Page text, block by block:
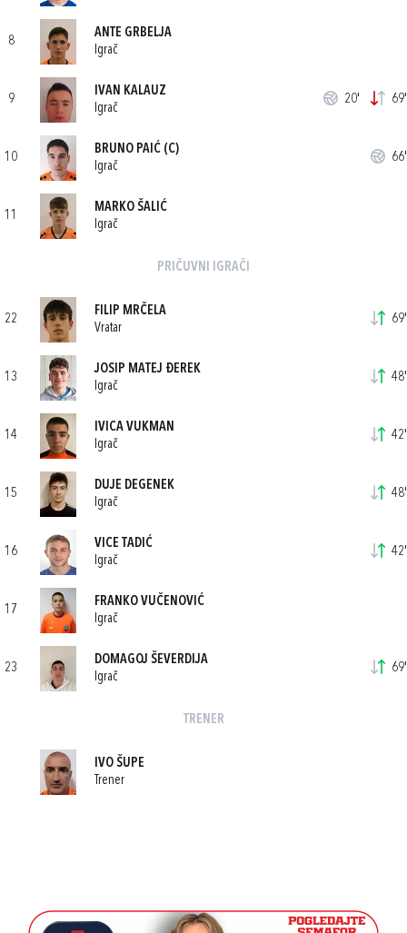
8
ANTE GRBELJA
Igrač
9
IVAN KALAUZ
Igrač
20' 69'
10
BRUNO PAIĆ (C)
Igrač
66'
11
MARKO ŠALIĆ
Igrač
PRIČUVNI IGRAČI
22
FILIP MRČELA
Vratar
69'
13
JOSIP MATEJ ĐEREK
Igrač
48'
14
IVICA VUKMAN
Igrač
42'
15
DUJE DEGENEK
Igrač
48'
16
VICE TADIĆ
Igrač
42'
17
FRANKO VUČENOVIĆ
Igrač
23
DOMAGOJ ŠEVERDIJA
Igrač
69'
TRENER
IVO ŠUPE
Trener